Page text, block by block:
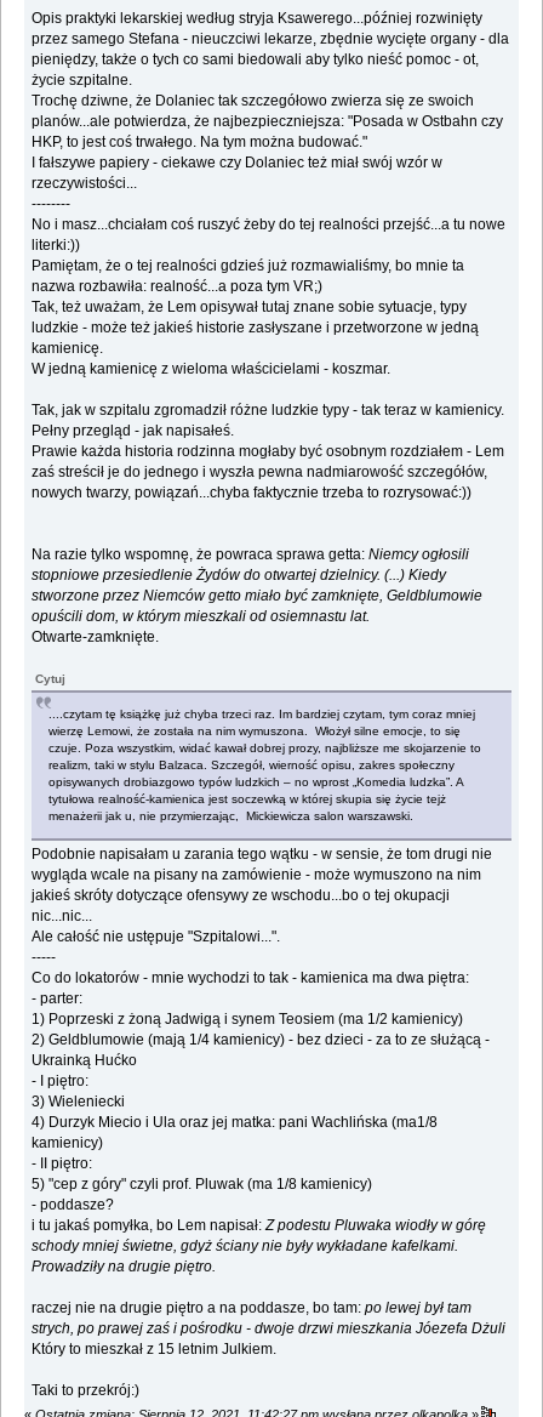
Opis praktyki lekarskiej według stryja Ksawerego...później rozwinięty
przez samego Stefana - nieuczciwi lekarze, zbędnie wycięte organy - dla
pieniędzy, także o tych co sami biedowali aby tylko nieść pomoc - ot,
życie szpitalne.
Trochę dziwne, że Dolaniec tak szczegółowo zwierza się ze swoich
planów...ale potwierdza, że najbezpieczniejsza: "Posada w Ostbahn czy
HKP, to jest coś trwałego. Na tym można budować."
I fałszywe papiery - ciekawe czy Dolaniec też miał swój wzór w
rzeczywistości...
--------
No i masz...chciałam coś ruszyć żeby do tej realności przejść...a tu nowe
literki:))
Pamiętam, że o tej realności gdzieś już rozmawialiśmy, bo mnie ta
nazwa rozbawiła: realność...a poza tym VR;)
Tak, też uważam, że Lem opisywał tutaj znane sobie sytuacje, typy
ludzkie - może też jakieś historie zasłyszane i przetworzone w jedną
kamienicę.
W jedną kamienicę z wieloma właścicielami - koszmar.
Tak, jak w szpitalu zgromadził różne ludzkie typy - tak teraz w kamienicy.
Pełny przegląd - jak napisałeś.
Prawie każda historia rodzinna mogłaby być osobnym rozdziałem - Lem
zaś streścił je do jednego i wyszła pewna nadmiarowość szczegółów,
nowych twarzy, powiązań...chyba faktycznie trzeba to rozrysować:))
Na razie tylko wspomnę, że powraca sprawa getta:Niemcy ogłosili
stopniowe przesiedlenie Żydów do otwartej dzielnicy. (...) Kiedy
stworzone przez Niemców getto miało być zamknięte, Geldblumowie
opuścili dom, w którym mieszkali od osiemnastu lat.
Otwarte-zamknięte.
Cytuj
....czytam tę książkę już chyba trzeci raz. Im bardziej czytam, tym coraz mniej
wierzę Lemowi, że została na nim wymuszona. Włożył silne emocje, to się
czuje. Poza wszystkim, widać kawał dobrej prozy, najbliższe me skojarzenie to
realizm, taki w stylu Balzaca. Szczegół, wierność opisu, zakres społeczny
opisywanych drobiazgowo typów ludzkich – no wprost „Komedia ludzka”. A
tytułowa realność-kamienica jest soczewką w której skupia się życie tejż
menażerii jak u, nie przymierzając, Mickiewicza salon warszawski.
Podobnie napisałam u zarania tego wątku - w sensie, że tom drugi nie
wygląda wcale na pisany na zamówienie - może wymuszono na nim
jakieś skróty dotyczące ofensywy ze wschodu...bo o tej okupacji
nic...nic...
Ale całość nie ustępuje "Szpitalowi...".
-----
Co do lokatorów - mnie wychodzi to tak - kamienica ma dwa piętra:
- parter:
1) Poprzeski z żoną Jadwigą i synem Teosiem (ma 1/2 kamienicy)
2) Geldblumowie (mają 1/4 kamienicy) - bez dzieci - za to ze służącą -
Ukrainką Hućko
- I piętro:
3) Wieleniecki
4) Durzyk Miecio i Ula oraz jej matka: pani Wachlińska (ma1/8
kamienicy)
- II piętro:
5) "cep z góry" czyli prof. Pluwak (ma 1/8 kamienicy)
- poddasze?
i tu jakaś pomyłka, bo Lem napisał: Z podestu Pluwaka wiodły w górę
schody mniej świetne, gdyż ściany nie były wykładane kafelkami.
Prowadziły na drugie piętro.
raczej nie na drugie piętro a na poddasze, bo tam:po lewej był tam
strych, po prawej zaś i pośrodku - dwoje drzwi mieszkania Jóezefa Dżuli
Który to mieszkał z 15 letnim Julkiem.
Taki to przekrój:)